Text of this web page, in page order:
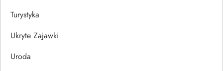
Turystyka
Ukryte Zajawki
Uroda